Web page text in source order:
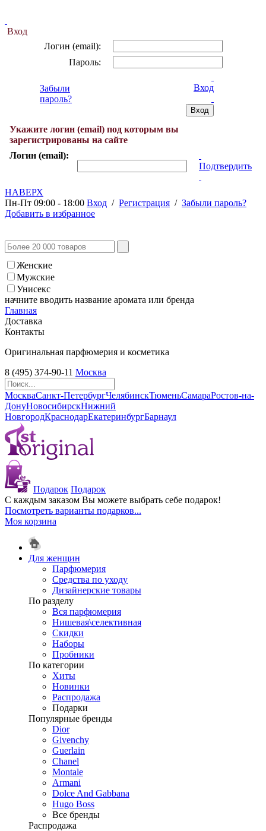
Вход
Логин (email):
Пароль:
Забыли
пароль?
Вход
Укажите логин (email) под которым вы
зарегистрированы на сайте
Логин (email):
Подтвердить
НАВЕРХ
Пн-Пт 09:00 - 18:00 Вход / Регистрация / Забыли пароль?
Добавить в избранное
Женские
Мужские
Унисекс
начните вводить название аромата или бренда
Главная
Доставка
Контакты
Оригинальная парфюмерия и косметика
8 (495) 374-90-11 Москва
МоскваСанкт-ПетербургЧелябинскТюменьСамараРостов-на-
ДонуНовосибирскНижний
НовгородКраснодарЕкатеринбургБарнаул
Подарок Подарок
С каждым заказом Вы можете выбрать себе подарок!
Посмотреть варианты подарков...
Моя корзина
Для женщин
Парфюмерия
Средства по уходу
Дизайнерские товары
По разделу
Вся парфюмерия
Нишевая\селективная
Скидки
Наборы
Пробники
По категории
Хиты
Новинки
Распродажа
Подарки
Популярные бренды
Dior
Givenchy
Guerlain
Chanel
Montale
Armani
Dolce And Gabbana
Hugo Boss
Все бренды
Распродажа